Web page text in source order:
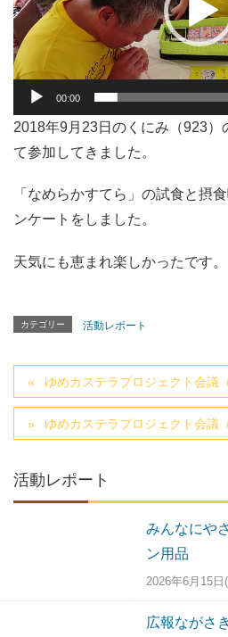
ー
ヤ
ー
00:00
2018年9月23日のくにみ（923）
て参加してきました。
「なめらかすてら」の試食と摂
ンケートをしました。
天気にも恵まれ楽しかったです。
カテゴリー 活動レポート
ゆめカステラプロジェクト会議
ゆめカステラプロジェクト会議
活動レポート
みんなにや
ン用品
2026年6月15日
広報ながさ